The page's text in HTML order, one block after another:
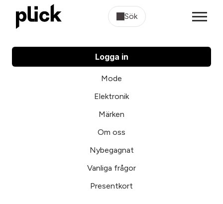
Sök
Logga in
Mode
Elektronik
Märken
Om oss
Nybegagnat
Vanliga frågor
Presentkort